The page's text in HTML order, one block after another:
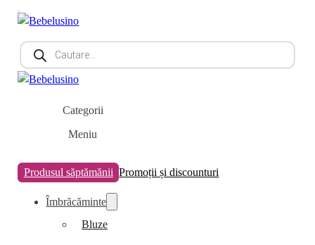
Products
search
Categorii
Meniu
Produsul săptămănii Promoții și discounturi
Îmbrăcăminte
Bluze